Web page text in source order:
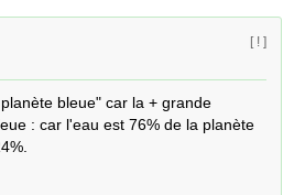
[ ! ]
bleue" car la + grande
: car l'eau est 76% de la planète